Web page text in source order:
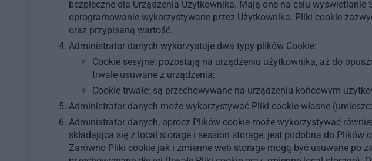
bezpieczne dla Urządzenia Użytkownika. Mają one na celu
oprogramowanie wykorzystywane przez Użytkownika. Pliki cookie
oraz przypisaną wartość.
Administrator danych wykorzystuje dwa typy plików Cookie:
Cookie sesyjne: pozostają na urządzeniu użytkownika, aż do
trwale usuwane z urządzenia;
Cookie trwałe: są przechowywane na urządzeniu końcowym
Administrator danych może wykorzystywać Pliki cookie własne
Administrator danych, oprócz Plików cookie może wykorzystywać
składająca się z local storage i session storage, jest podobna do
Zarówno Pliki cookie jak i zmienne web storage mogą być usuwane po